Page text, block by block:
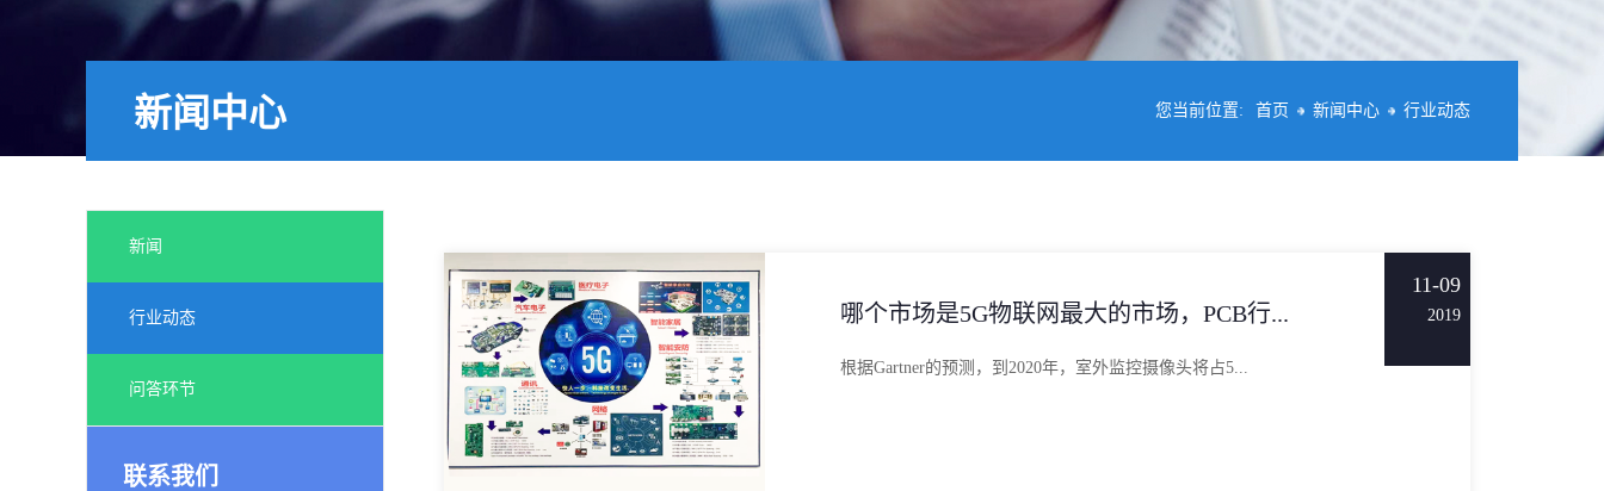
您当前位置: 首页 新闻中心 行业动态
新闻中心
新闻
行业动态
问答环节
联系我们
哪个市场是5G物联网最大的市场，PCB行...
根据Gartner的预测，到2020年，室外监控摄像头将占5...
11-09
2019